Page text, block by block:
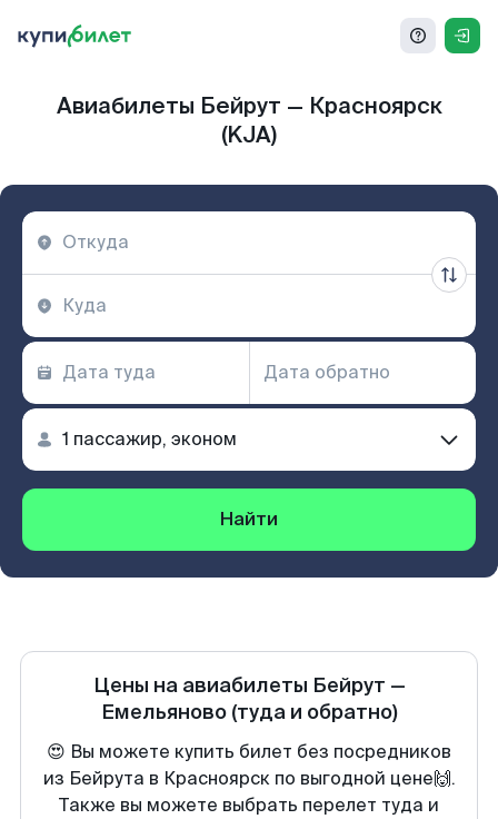
Авиабилеты Бейрут — Красноярск
(KJA)
Найти
Цены на авиабилеты Бейрут —
Емельяново (туда и обратно)
😍 Вы можете купить билет без посредников
из Бейрута в Красноярск по выгодной цене🙌.
Также вы можете выбрать перелет туда и